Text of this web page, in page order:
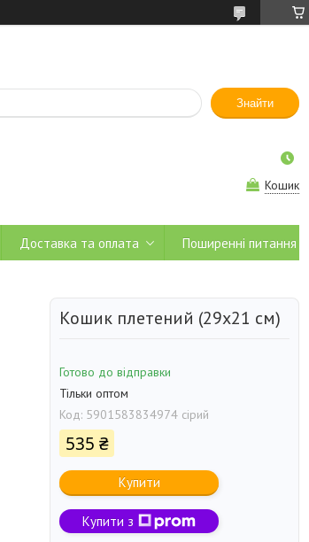
Знайти
Кошик
Доставка та оплата Поширенні питання
Кошик плетений (29х21 см)
Готово до відправки
Тільки оптом
Код: 5901583834974 сірий
535 ₴
Купити
Купити з